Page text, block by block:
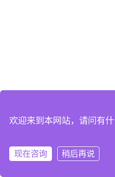
欢迎来到本网站，请问有什
现在咨询 稍后再说